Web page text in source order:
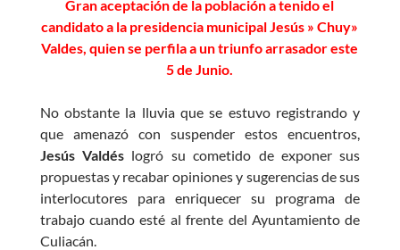
Gran aceptación de la población a tenido el
candidato a la presidencia municipal Jesús » Chuy»
Valdes, quien se perfila a un triunfo arrasador este
5 de Junio.
No obstante la lluvia que se estuvo registrando y
que amenazó con suspender estos encuentros,
JesúsValdés logró su cometido de exponer sus
propuestas y recabar opiniones y sugerencias de sus
interlocutores para enriquecer su programa de
trabajo cuando esté al frente del Ayuntamiento de
Culiacán.